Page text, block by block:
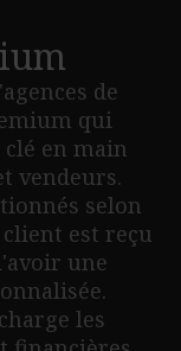
de
qui
en main
vendeurs.
selon
est reçu
une
les